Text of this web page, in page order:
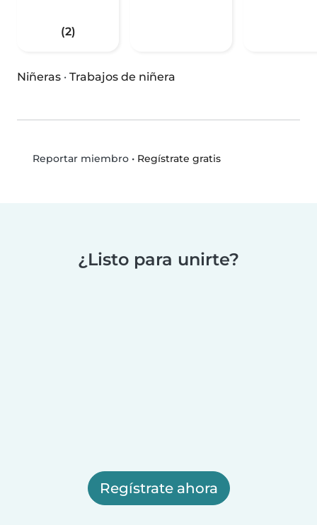
(2)
Niñeras · Trabajos de niñera
Reportar miembro• Regístrate gratis
¿Listo para unirte?
Regístrate ahora